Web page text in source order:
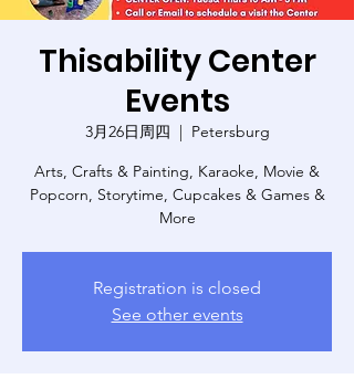
Thisability Center
Events
3月26日周四
  |
Petersburg
Arts, Crafts & Painting, Karaoke, Movie &
Popcorn, Storytime, Cupcakes & Games &
More
Registration is closed
See other events